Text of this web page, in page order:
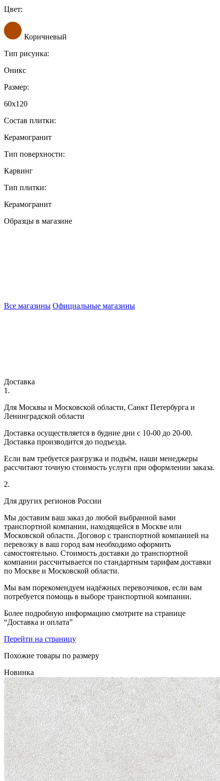
Цвет:
Коричневый
Тип рисунка:
Оникс
Размер:
60x120
Состав плитки:
Керамогранит
Тип поверхности:
Карвинг
Тип плитки:
Керамогранит
Образцы в магазине
Все магазины Официальные магазины
Доставка
1.
Для Москвы и Московской области, Санкт Петербурга и
Ленинградской области
Доставка осуществляется в будние дни с 10-00 до 20-00.
Доставка производится до подъезда.
Если вам требуется разгрузка и подъём, наши менеджеры
рассчитают точную стоимость услуги при оформлении заказа.
2.
Для других регионов России
Мы доставим ваш заказ до любой выбранной вами
транспортной компании, находящейся в Москве или
Московской области. Договор с транспортной компанией на
перевозку в ваш город вам необходимо оформить
самостоятельно. Стоимость доставки до транспортной
компании рассчитывается по стандартным тарифам доставки
по Москве и Московской области.
Мы вам порекомендуем надёжных перевозчиков, если вам
потребуется помощь в выборе транспортной компании.
Более подробную информацию смотрите на странице
“Доставка и оплата”
Перейти на страницу
Похожие товары по размеру
Новинка